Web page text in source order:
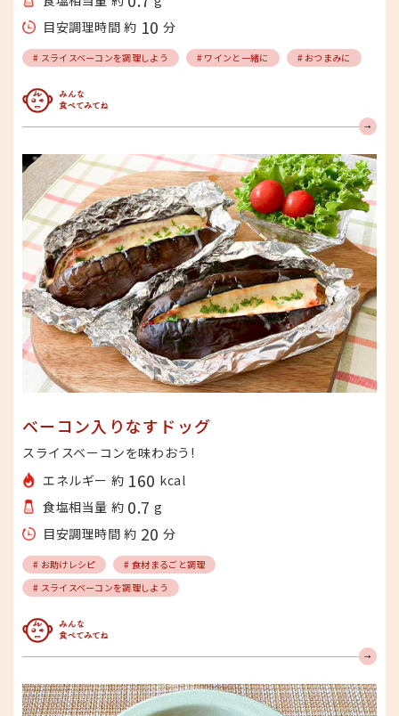
目安調理時間 約 10 分
# スライスベーコンを調理しよう # ワインと一緒に # おつまみに
みんな食べてみてね
ベーコン入りなすドッグ
スライスベーコンを味わおう!
エネルギー 約 160 kcal
食塩相当量 約 0.7 g
目安調理時間 約 20 分
# お助けレシピ
# 食材まるごと調理
# スライスベーコンを調理しよう
みんな食べてみてね